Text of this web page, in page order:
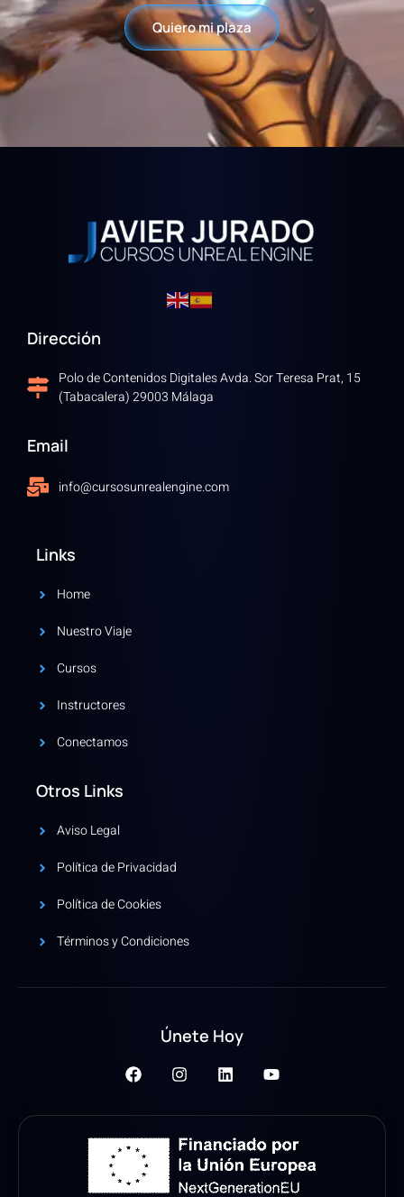
Quiero mi plaza
Dirección
Polo de Contenidos Digitales Avda. Sor Teresa Prat, 15
(Tabacalera) 29003 Málaga
Email
info@cursosunrealengine.com
Links
Home
Nuestro Viaje
Cursos
Instructores
Conectamos
Otros Links
Aviso Legal
Política de Privacidad
Política de Cookies
Términos y Condiciones
Únete Hoy